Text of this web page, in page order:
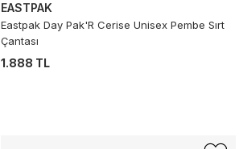
EASTPAK
Eastpak Day Pak'R Cerise Unisex Pembe Sırt
Çantası
1.888 TL